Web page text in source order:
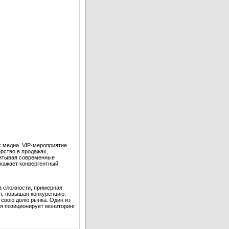
медиа. VIP-мероприятие
в продажах,
современные
конвергентный
сложности, примерная
повышая конкуренцию.
свою долю рынка. Один из
позиционирует мониторинг